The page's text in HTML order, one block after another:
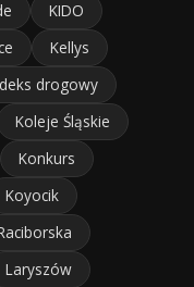
KIDO
Kellys
drogowy
Koleje Śląskie
Konkurs
Koyocik
Laryszów